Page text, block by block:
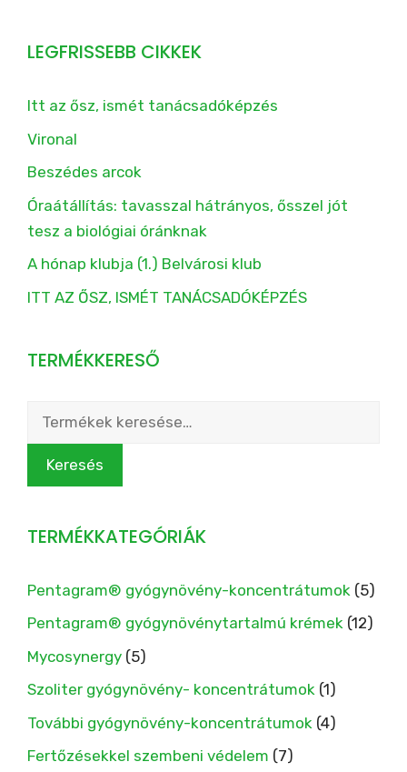
LEGFRISSEBB CIKKEK
Itt az ősz, ismét tanácsadóképzés
Vironal
Beszédes arcok
Óraátállítás: tavasszal hátrányos, ősszel jót
tesz a biológiai óránknak
A hónap klubja (1.) Belvárosi klub
ITT AZ ŐSZ, ISMÉT TANÁCSADÓKÉPZÉS
TERMÉKKERESŐ
Keresés
következőre:
Keresés
TERMÉKKATEGÓRIÁK
Pentagram® gyógynövény-koncentrátumok (5)
Pentagram® gyógynövénytartalmú krémek (12)
Mycosynergy (5)
Szoliter gyógynövény- koncentrátumok (1)
További gyógynövény-koncentrátumok (4)
Fertőzésekkel szembeni védelem (7)